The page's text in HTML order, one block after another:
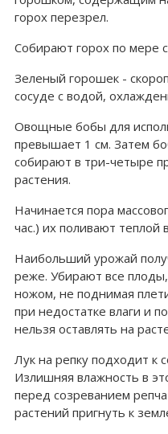
горох перезрел.
Собирают горох по мере
Зеленый горошек -
сосуде с водой,
Овощные бобы для
превышает 1 см. Затем
собирают в три-четыре
растения.
Начинается пора
час.) их поливают
Наибольший урожай
реже. Убирают все
ножом, не поднимая
при недостатке влаги и
нельзя оставлять на
Лук на репку подходит к
Излишняя влажность в
перед созреванием
растений пригнуть к